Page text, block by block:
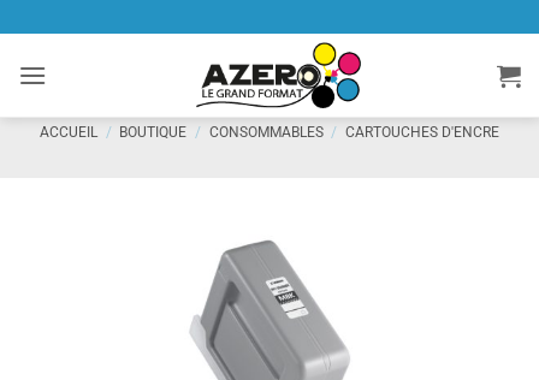
contenu
ACCUEIL / BOUTIQUE / CONSOMMABLES / CARTOUCHES D'ENCRE